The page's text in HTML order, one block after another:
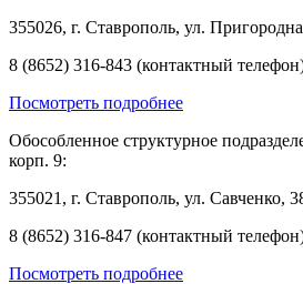
355026, г. Ставрополь, ул.
8 (8652) 316-843 (контактный
Посмотреть подробнее
Обособленное структурное
корп. 9:
355021, г. Ставрополь, ул. Савченко,
8 (8652) 316-847 (контактный
Посмотреть подробнее